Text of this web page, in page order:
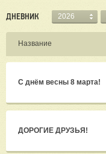
ДНЕВНИК 2026
Название
С днём весны 8 марта!
ДОРОГИЕ ДРУЗЬЯ!